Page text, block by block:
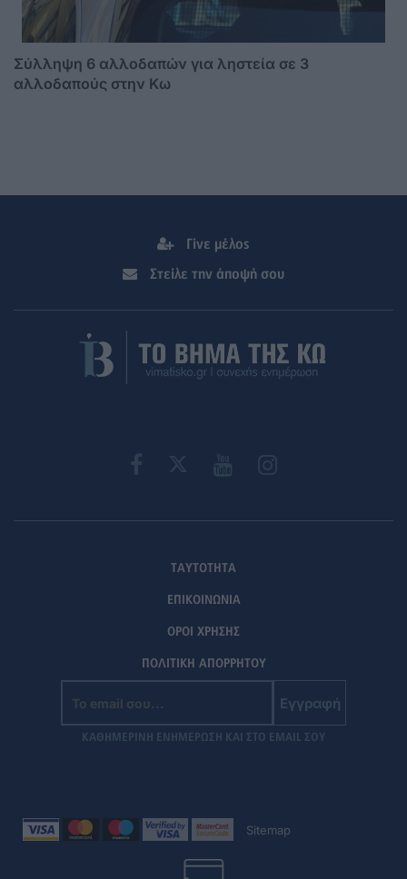
Σύλληψη 6 αλλοδαπών για ληστεία σε 3
αλλοδαπούς στην Κω
Γίνε μέλος
Στείλε την άποψή σου
ΤΑΥΤΟΤΗΤΑ
ΕΠΙΚΟΙΝΩΝΙΑ
ΟΡΟΙ ΧΡΗΣΗΣ
ΠΟΛΙΤΙΚΗ ΑΠΟΡΡΗΤΟΥ
Εγγραφή
ΚΑΘΗΜΕΡΙΝΗ ΕΝΗΜΕΡΩΣΗ ΚΑΙ ΣΤΟ EMAIL ΣΟΥ
Sitemap